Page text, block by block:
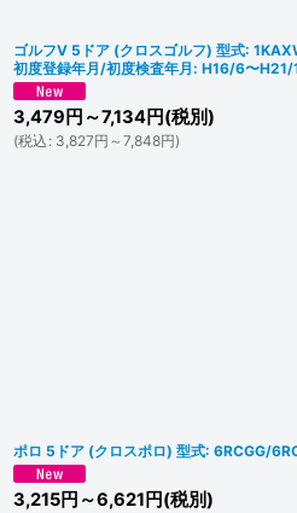
ゴルフV 5ドア (クロスゴルフ) 型式:
初度登録年月/初度検査年月: H16/6〜H21/
3,479 円 ～7,134円(税別)
(税込 : 3,827円 ～7,848円)
ポロ 5ドア (クロスポロ) 型式: 6RCGG/
3,215円 ～6,621 円(税別)